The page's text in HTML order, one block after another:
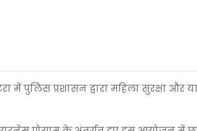
में पुलिस प्रशासन द्वारा महिला सुरक्षा